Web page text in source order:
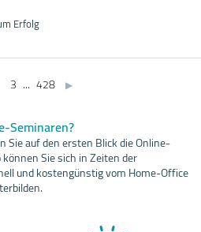
Erfolg
3 ... 428 ▶
Seminaren?
Sie auf den ersten Blick die Online-
Sie sich in Zeiten der
und kostengünstig vom Home-Office